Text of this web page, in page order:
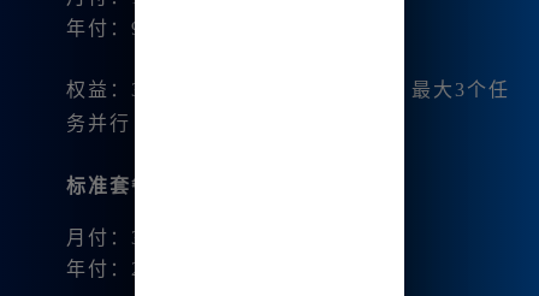
年付：96美元（8美元/月）
权益：3.3小时/月的快速GPU时间，最大3个任
务并行
标准套餐
月付：30美元
年付：288美元（24美元/月）